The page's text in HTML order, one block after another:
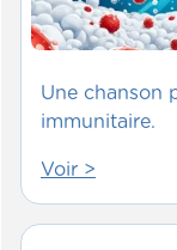
Une chanson
immunitaire.
Voir >